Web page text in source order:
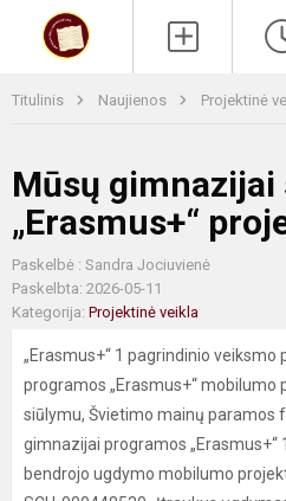
Titulinis Naujienos Projektinė
Mūsų
„Erasmus+“
Paskelbė : Sandra Jociuvienė
Paskelbta: 2026-05-11
Kategorija: Projektinė veikla
„Erasmus+“ 1 pagrindinio
programos „Erasmus+“ mobilumo
siūlymu, Švietimo mainų paramos
gimnazijai programos „Erasmus+“
bendrojo ugdymo mobilumo